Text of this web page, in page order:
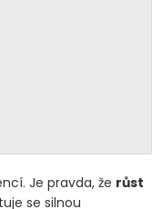
Je pravda, že růst
se silnou